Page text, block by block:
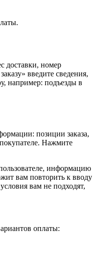
доставки, номер
введите сведения,
например: подъезды в
позиции заказа,
Нажмите
информацию
вам повторить к вводу
вам не подходят,
оплаты: